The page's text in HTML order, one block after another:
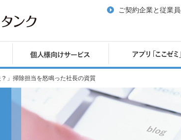
ご契約企業と従業
」掃除担当を怒鳴った社長の資質